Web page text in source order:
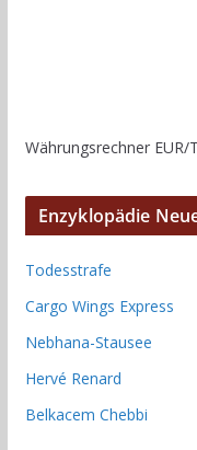
Währungsrechner EUR/
Enzyklopädie
Todesstrafe
Cargo Wings Express
Nebhana-Stausee
Hervé Renard
Belkacem Chebbi